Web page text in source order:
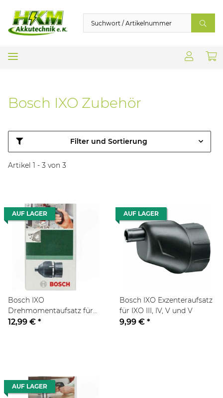
Bosch IXO Zubehör
Filter und Sortierung
Artikel 1 - 3 von 3
AUF LAGER
Bosch IXO
Drehmomentaufsatz für
IXO III, IV, V und VI
12,99 € *
AUF LAGER
Bosch IXO Exzenteraufsatz
für IXO III, IV, V und V
9,99 € *
AUF LAGER